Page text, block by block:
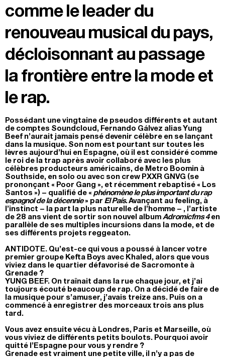
comme le leader du
renouveau musical du pays,
décloisonnant au passage
la frontière entre la mode et
le rap.
Possédant une vingtaine de pseudos différents et autant
de comptes Soundcloud, Fernando Gálvez alias Yung
Beef n’aurait jamais pensé devenir célèbre en se lançant
dans la musique. Son nom est pourtant sur toutes les
lèvres aujourd’hui en Espagne, où il est considéré comme
le roi de la trap après avoir collaboré avec les plus
célèbres producteurs américains, de Metro Boomin à
Southside, en solo ou avec son crew PXXR GNVG (se
prononçant « Poor Gang », et récemment rebaptisé « Los
Santos ») – qualifié de « phénomène le plus important du rap
espagnol de la décennie» par El País. Avançant au feeling, à
l’instinct – la part la plus naturelle de l’homme – , l’artiste
de 28 ans vient de sortir son nouvel album Adromicfms 4en
parallèle de ses multiples incursions dans la mode, et de
ses différents projets reggeaton.
ANTIDOTE. Qu’est-ce qui vous a poussé à lancer votre
premier groupe Kefta Boys avec Khaled, alors que vous
viviez dans le quartier défavorisé de Sacromonte à
Grenade ?
YUNG BEEF. On traînait dans la rue chaque jour, et j’ai
toujours écouté beaucoup de rap. On a décidé de faire de
la musique pour s’amuser, j’avais treize ans. Puis on a
commencé à enregistrer des morceaux trois ans plus
tard.
Vous avez ensuite vécu à Londres, Paris et Marseille, où
vous viviez de différents petits boulots. Pourquoi avoir
quitté l’Espagne pour vous y rendre ?
Grenade est vraiment une petite ville, il n’y a pas de